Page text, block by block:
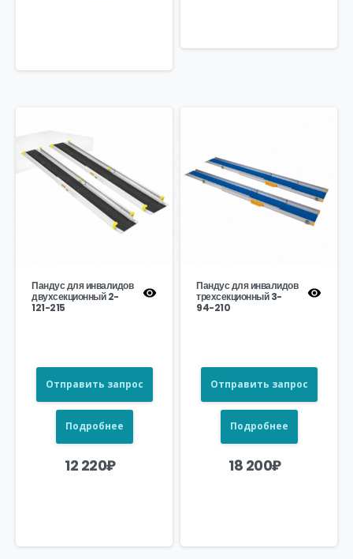
Пандус для инвалидов
двухсекционный 2-
121-215
Отправить запрос
Подробнее
12 220₽
Пандус для инвалидов
трехсекционный 3-
94-210
Отправить запрос
Подробнее
18 200₽